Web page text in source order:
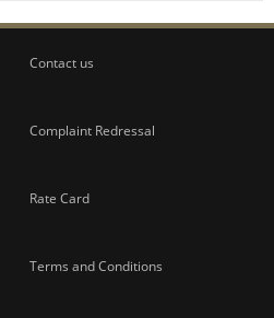
Contact us
Complaint Redressal
Rate Card
Terms and Conditions